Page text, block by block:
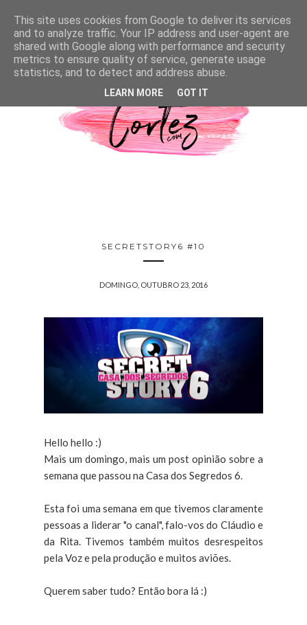
SECRETSTORY6 #10
DOMINGO, OUTUBRO 23, 2016
Hello hello :)
Mais um domingo, mais um post opinião sobre a
semana que passou na Casa dos Segredos 6.
Esta foi uma semana em que tivemos claramente
pessoas a liderar "o canal", falo-vos do Cláudio e
da Rita. Tivemos também muitos desrespeitos
pela Voz e pela produção e muitos aviões.
Querem saber tudo? Então bora lá :)
This site uses cookies from Google to deliver its services
and to analyze traffic. Your IP address and user-agent are
shared with Google along with performance and security
metrics to ensure quality of service, generate usage
statistics, and to detect and address abuse.
LEARN MORE GOT IT